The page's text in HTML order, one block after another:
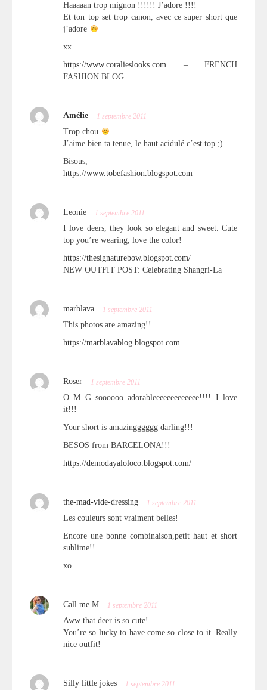
Haaaaan trop mignon !!!!!! J’adore !!!!
Et ton top set trop canon, avec ce super short que
j’adore
xx
https://www.coralieslooks.com – FRENCH
FASHION BLOG
Amélie 1 septembre 2011
Trop chou
J’aime bien ta tenue, le haut acidulé c’est top ;)
Bisous,
https://www.tobefashion.blogspot.com
Leonie 1 septembre 2011
I love deers, they look so elegant and sweet. Cute
top you’re wearing, love the color!
https://thesignaturebow.blogspot.com/
NEW OUTFIT POST: Celebrating Shangri-La
marblava 1 septembre 2011
This photos are amazing!!
https://marblavablog.blogspot.com
Roser 1 septembre 2011
O M G soooooo adorableeeeeeeeeeeee!!!! I love
it!!!
Your short is amazingggggg darling!!!
BESOS from BARCELONA!!!
https://demodayaloloco.blogspot.com/
the-mad-vide-dressing 1 septembre 2011
Les couleurs sont vraiment belles!
Encore une bonne combinaison,petit haut et short
sublime!!
xo
Call me M 1 septembre 2011
Aww that deer is so cute!
You’re so lucky to have come so close to it. Really
nice outfit!
Silly little jokes 1 septembre 2011